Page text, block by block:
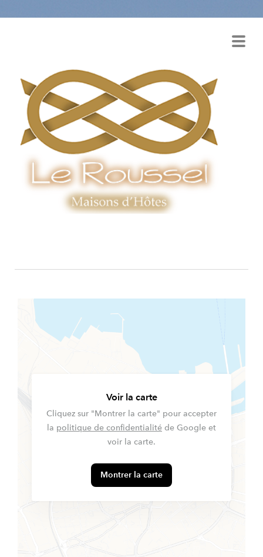
Voir la carte
Cliquez sur "Montrer la carte" pour accepter
la politique de confidentialité de Google et
voir la carte.
Montrer la carte